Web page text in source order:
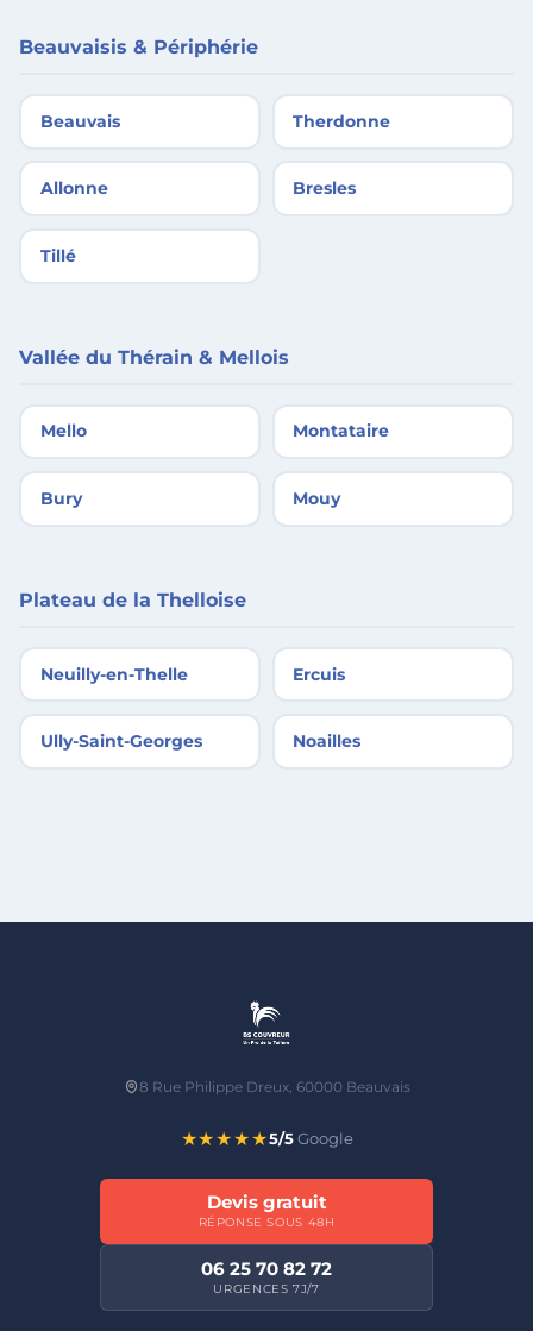
Beauvaisis & Périphérie
Beauvais Therdonne
Allonne Bresles
Tillé
Vallée du Thérain & Mellois
Mello Montataire
Bury Mouy
Plateau de la Thelloise
Neuilly-en-Thelle Ercuis
Ully-Saint-Georges Noailles
8 Rue Philippe Dreux, 60000 Beauvais
★★★★★5/5Google
Devis gratuit
RÉPONSE SOUS 48H
06 25 70 82 72
URGENCES 7J/7